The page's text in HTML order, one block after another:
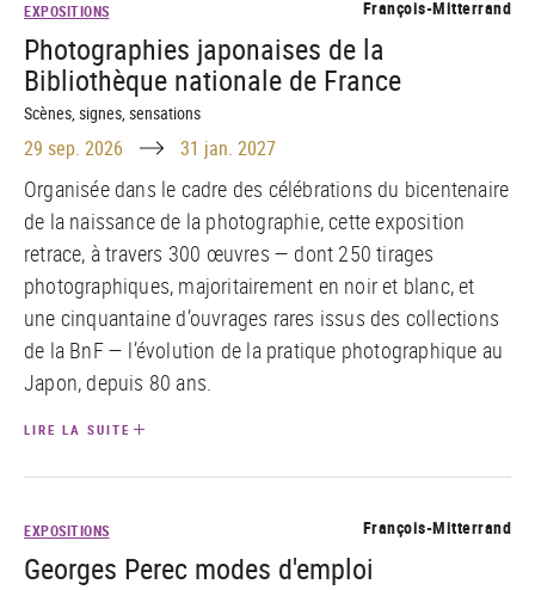
EXPOSITIONS François-Mitterrand
Photographies japonaises de la
Bibliothèque nationale de France
Scènes, signes, sensations
29 sep. 2026 Until 31 jan. 2027
Organisée dans le cadre des célébrations du bicentenaire
de la naissance de la photographie, cette exposition
retrace, à travers 300 œuvres — dont 250 tirages
photographiques, majoritairement en noir et blanc, et
une cinquantaine d’ouvrages rares issus des collections
de la BnF — l’évolution de la pratique photographique au
Japon, depuis 80 ans.
LIRE LA SUITE
EXPOSITIONS François-Mitterrand
Georges Perec modes d'emploi